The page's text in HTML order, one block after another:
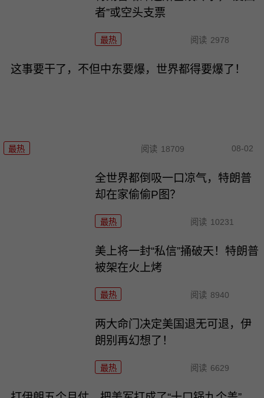
者”或空头支票
最热 阅读 2978
这事要干了，不但中东要爆，世界都得要爆了！
最热 阅读 18709 08-02
全世界都倒吸一口凉气，特朗普
却在家偷偷P图？
最热 阅读 10231
美上将一封“私信”捅破天！特朗普
被架在火上烤
最热 阅读 8940
两大命门决定美国退无可退，伊
朗别再幻想了！
最热 阅读 6629